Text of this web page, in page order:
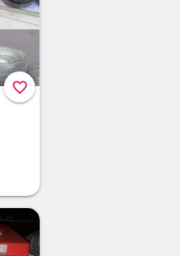
favorite_border